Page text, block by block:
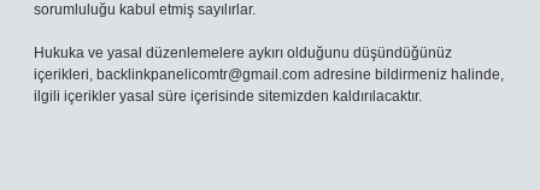
sorumluluğu kabul etmiş sayılırlar.
Hukuka ve yasal düzenlemelere aykırı olduğunu düşündüğünüz
içerikleri, backlinkpanelicomtr@gmail.com adresine bildirmeniz halinde,
ilgili içerikler yasal süre içerisinde sitemizden kaldırılacaktır.